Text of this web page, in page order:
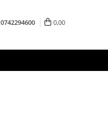
0742294600 0,00